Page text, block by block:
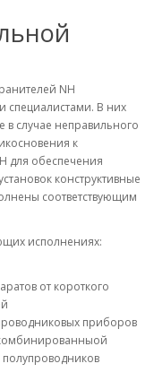
NH
специалистами. В них
в случае неправильного
к
для обеспечения
конструктивные
соответствующим
исполнениях:
от короткого
приборов